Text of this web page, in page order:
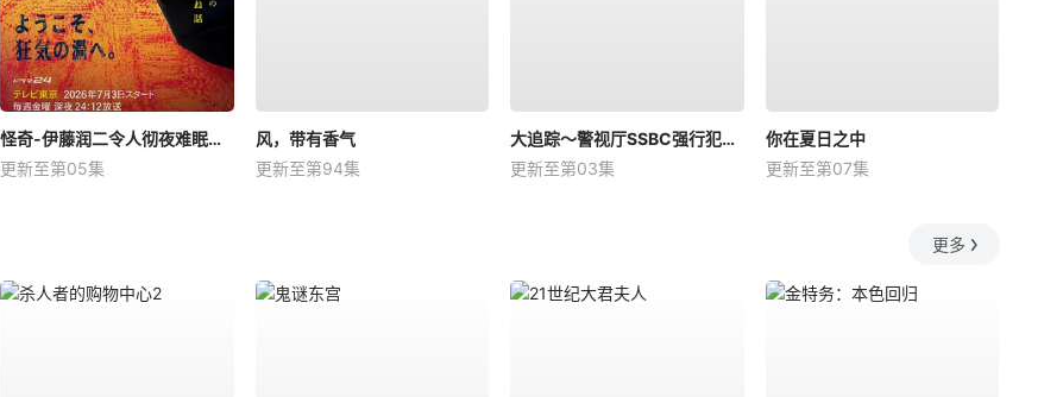
怪奇-伊藤润二令人彻夜难眠的奇异故事－
更新至第05集
风，带有香气
更新至第94集
大追踪〜警视厅SSBC强行犯系〜第二季
更新至第03集
你在夏日之中
更新至第07集
更多